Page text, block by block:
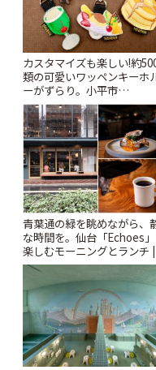
カスタマイズも楽しい!約
類の可愛いワッペンキーホ
ーがずらり。小平市
「Kimamaya T&K」 | こと
ぷ
青葉通の緑を眺めながら、
な時間を。仙台「Echoes
楽しむモーニングとランチ
とりっぷ